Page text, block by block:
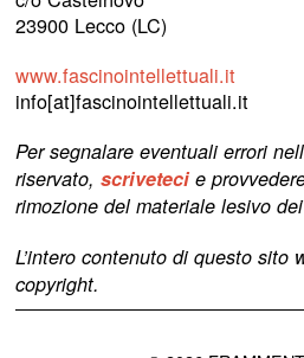
23900 Lecco (LC)
www.fascinointellettuali.it
info[at]fascinointellettuali.it
Per segnalare eventuali errori
riservato,scriveteci e
rimozione del materiale lesivo
L’intero contenuto di questo sito
copyright.